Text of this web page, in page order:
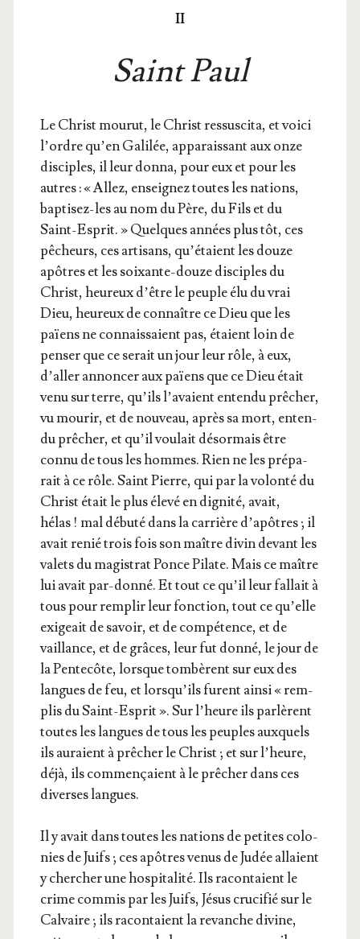
II
Saint Paul
Le Christ mou­rut, le Christ res­sus­ci­ta, et voi­ci
l’ordre qu’en Gali­lée, appa­rais­sant aux onze
dis­ciples, il leur don­na, pour eux et pour les
autres : « Allez, ensei­gnez toutes les nations,
bap­ti­sez-les au nom du Père, du Fils et du
Saint-Esprit. » Quelques années plus tôt, ces
pêcheurs, ces arti­sans, qu’é­taient les douze
apôtres et les soixante-douze dis­ciples du
Christ, heu­reux d’être le peuple élu du vrai
Dieu, heu­reux de connaître ce Dieu que les
païens ne connais­saient pas, étaient loin de
pen­ser que ce serait un jour leur rôle, à eux,
d’al­ler annon­cer aux païens que ce Dieu était
venu sur terre, qu’ils l’a­vaient enten­du prê­cher,
vu mou­rir, et de nou­veau, après sa mort, enten­
du prê­cher, et qu’il vou­lait désor­mais être
connu de tous les hommes. Rien ne les pré­pa­
rait à ce rôle. Saint Pierre, qui par la volon­té du
Christ était le plus éle­vé en digni­té, avait,
hélas ! mal débu­té dans la car­rière d’a­pôtres ; il
avait renié trois fois son maître divin devant les
valets du magis­trat Ponce Pilate. Mais ce maître
lui avait par-don­né. Et tout ce qu’il leur fal­lait à
tous pour rem­plir leur fonc­tion, tout ce qu’elle
exi­geait de savoir, et de com­pé­tence, et de
vaillance, et de grâces, leur fut don­né, le jour de
la Pen­te­côte, lorsque tom­bèrent sur eux des
langues de feu, et lors­qu’ils furent ain­si « rem­
plis du Saint-Esprit ». Sur l’heure ils par­lèrent
toutes les langues de tous les peuples aux­quels
ils auraient à prê­cher le Christ ; et sur l’heure,
déjà, ils com­men­çaient à le prê­cher dans ces
diverses langues.
Il y avait dans toutes les nations de petites colo­
nies de Juifs ; ces apôtres venus de Judée allaient
y cher­cher une hos­pi­ta­li­té. Ils racon­taient le
crime com­mis par les Juifs, Jésus cru­ci­fié sur le
Cal­vaire ; ils racon­taient la revanche divine,